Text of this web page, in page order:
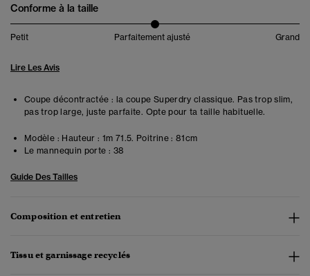
Conforme à la taille
Petit Parfaitement ajusté Grand
Lire Les Avis
Coupe décontractée : la coupe Superdry classique. Pas trop slim,
pas trop large, juste parfaite. Opte pour ta taille habituelle.
Modèle : Hauteur : 1m 71.5. Poitrine : 81cm
Le mannequin porte : 38
Guide Des Tailles
Composition et entretien
Tissu et garnissage recyclés